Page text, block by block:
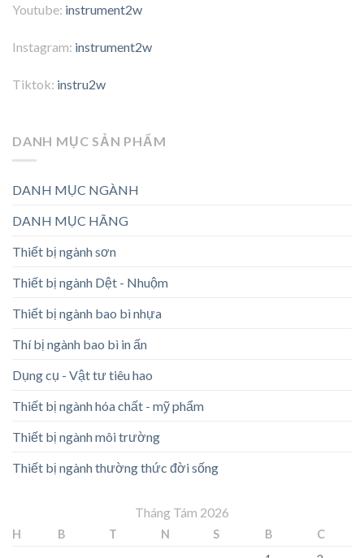
Youtube: instrument2w
Instagram: instrument2w
Tiktok: instru2w
DANH MỤC SẢN PHẨM
DANH MỤC NGÀNH
DANH MỤC HÃNG
Thiết bị ngành sơn
Thiết bị ngành Dệt - Nhuộm
Thiết bị ngành bao bì nhựa
Thí bị ngành bao bì in ấn
Dụng cụ - Vật tư tiêu hao
Thiết bị ngành hóa chất - mỹ phẩm
Thiết bị ngành môi trường
Thiết bị ngành thường thức đời sống
Tháng Tám 2026
H B T N S B
C